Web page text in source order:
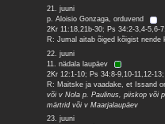
21. juuni
p. Aloisio Gonzaga, orduvend
2Kr 11:18,21b-30; Ps 34:2-3,4-5,6-
R: Jumal aitab õiged kõigist nende
22. juuni
11. nädala laupäev
2Kr 12:1-10; Ps 34:8-9,10-11,12-
R: Maitske ja vaadake, et Issand
või v Nola p. Paulinus, piiskop või
märtrid või v Maarjalaupäev
23. juuni